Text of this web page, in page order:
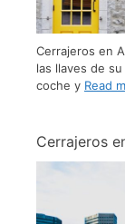
Cerrajeros en
las llaves de
coche y Read
Cerrajeros